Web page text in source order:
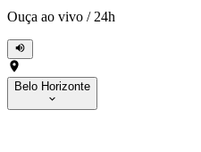
Ouça ao vivo / 24h
Belo Horizonte